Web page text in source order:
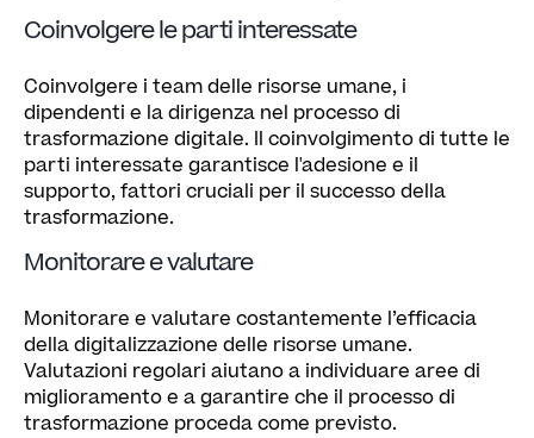
Coinvolgere le parti interessate
Coinvolgere i team delle risorse umane, i
dipendenti e la dirigenza nel processo di
trasformazione digitale. Il coinvolgimento di tutte le
parti interessate garantisce l'adesione e il
supporto, fattori cruciali per il successo della
trasformazione.
Monitorare e valutare
Monitorare e valutare costantemente l’efficacia
della digitalizzazione delle risorse umane.
Valutazioni regolari aiutano a individuare aree di
miglioramento e a garantire che il processo di
trasformazione proceda come previsto.